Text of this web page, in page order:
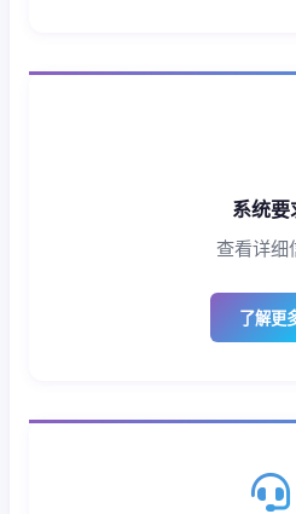
系统要
查看详细
了解更